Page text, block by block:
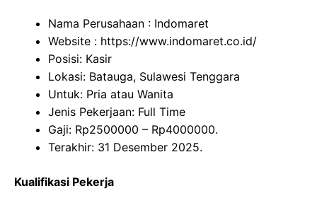
Nama Perusahaan : Indomaret
Website : https://www.indomaret.co.id/
Posisi: Kasir
Lokasi: Batauga, Sulawesi Tenggara
Untuk: Pria atau Wanita
Jenis Pekerjaan: Full Time
Gaji: Rp2500000 – Rp4000000.
Terakhir: 31 Desember 2025.
Kualifikasi Pekerja